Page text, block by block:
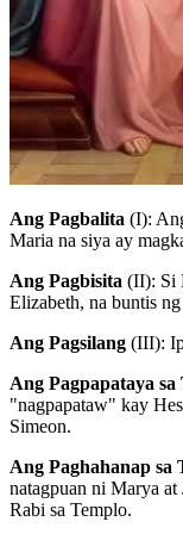
Ang Pagbalita (I):
Maria na siya ay
Ang Pagbisita (II): Si
Elizabeth, na buntis
Ang Pagsilang (III):
Ang Pagpapataya sa
"nagpapataw" kay
Simeon.
Ang Paghahanap sa
natagpuan ni Marya at
Rabi sa Templo.